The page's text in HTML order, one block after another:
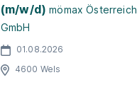
(m/w/d) mömax Österreich
GmbH
01.08.2026
4600 Wels